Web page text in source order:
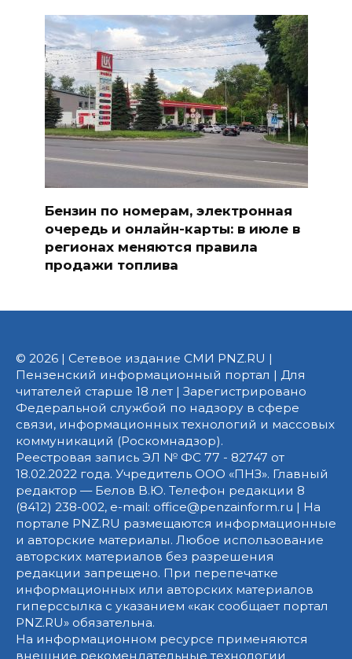
Бензин по номерам, электронная
очередь и онлайн-карты: в июле в
регионах меняются правила
продажи топлива
© 2026 | Сетевое издание СМИ PNZ.RU |
Пензенский информационный портал | Для
читателей старше 18 лет | Зарегистрировано
Федеральной службой по надзору в сфере
связи, информационных технологий и массовых
коммуникаций (Роскомнадзор).
Реестровая запись ЭЛ № ФС 77 - 82747 от
18.02.2022 года. Учредитель ООО «ПНЗ». Главный
редактор — Белов В.Ю. Телефон редакции 8
(8412) 238-002, e-mail: office@penzainform.ru | На
портале PNZ.RU размещаются информационные
и авторские материалы. Любое использование
авторских материалов без разрешения
редакции запрещено. При перепечатке
информационных или авторских материалов
гиперссылка с указанием «как сообщает портал
PNZ.RU» обязательна.
На информационном ресурсе применяются
внешние рекомендательные технологии